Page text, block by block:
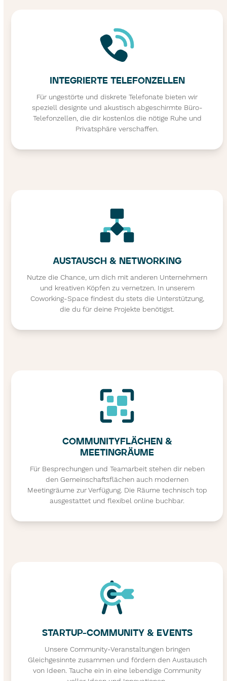
INTEGRIERTE TELEFONZELLEN
Für ungestörte und diskrete Telefonate bieten wir
speziell designte und akustisch abgeschirmte Büro-
Telefonzellen, die dir kostenlos die nötige Ruhe und
Privatsphäre verschaffen.
AUSTAUSCH & NETWORKING
Nutze die Chance, um dich mit anderen Unternehmern
und kreativen Köpfen zu vernetzen. In unserem
Coworking-Space findest du stets die Unterstützung,
die du für deine Projekte benötigst.
COMMUNITYFLÄCHEN &
MEETINGRÄUME
Für Besprechungen und Teamarbeit stehen dir neben
den Gemeinschaftsflächen auch modernen
Meetingräume zur Verfügung. Die Räume technisch top
ausgestattet und flexibel online buchbar.
STARTUP-COMMUNITY & EVENTS
Unsere Community-Veranstaltungen bringen
Gleichgesinnte zusammen und fördern den Austausch
von Ideen. Tauche ein in eine lebendige Community